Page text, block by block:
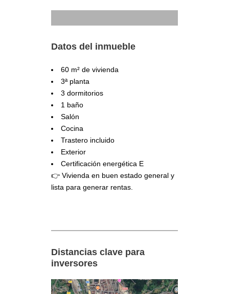
Datos del inmueble
60 m² de vivienda
3ª planta
3 dormitorios
1 baño
Salón
Cocina
Trastero incluido
Exterior
Certificación energética E
👉 Vivienda en buen estado general y
lista para generar rentas.
Distancias clave para
inversores